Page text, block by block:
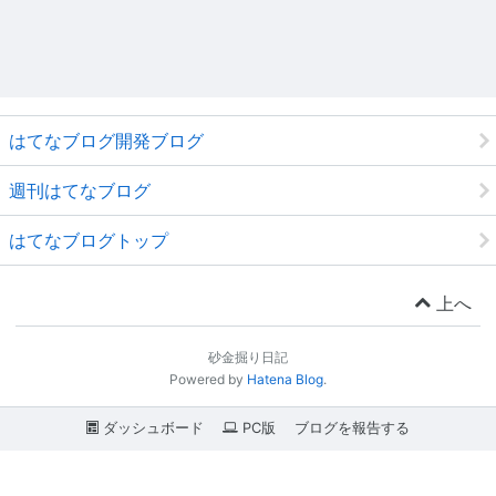
はてなブログ開発ブログ
週刊はてなブログ
はてなブログトップ
上へ
砂金掘り日記
Powered by Hatena Blog.
ダッシュボード PC版 ブログを報告する